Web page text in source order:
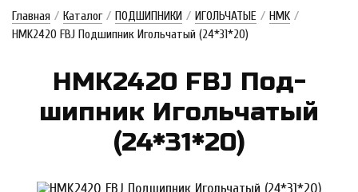
Главная / Каталог / ПОДШИПНИКИ / ИГОЛЬЧАТЫЕ / HMK /
HMK2420 FBJ Подшипник Игольчатый (24*31*20)
HMK2420 FBJ Под­
шипник И­голь­ча­тый
(24*31*20)